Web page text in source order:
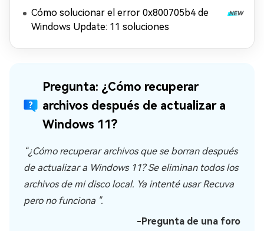
Cómo solucionar el error 0x800705b4 de
Windows Update: 11 soluciones
Pregunta: ¿Cómo recuperar
archivos después de actualizar a
Windows 11?
“¿Cómo recuperar archivos que se borran después
de actualizar a Windows 11? Se eliminan todos los
archivos de mi disco local. Ya intenté usar Recuva
pero no funciona ".
-Pregunta de una foro